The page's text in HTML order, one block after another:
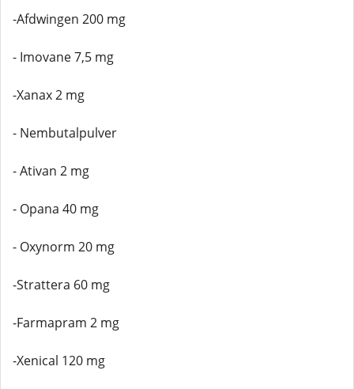
-Afdwingen 200 mg
- Imovane 7,5 mg
-Xanax 2 mg
- Nembutalpulver
- Ativan 2 mg
- Opana 40 mg
- Oxynorm 20 mg
-Strattera 60 mg
-Farmapram 2 mg
-Xenical 120 mg